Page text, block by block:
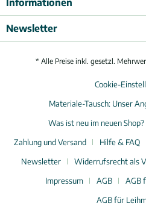
Newsletter
* Alle Preise inkl. gesetzl.
Cookie-
Materiale-Tausch: Unser
Was ist neu im neuen Shop?
Zahlung und Versand
Hilfe & FAQ
Newsletter
Widerrufsrecht als
Impressum
AGB
AGB
AGB für